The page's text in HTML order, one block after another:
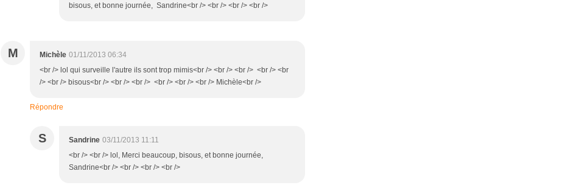
bisous, et bonne journée, Sandrine<br /> <br /> <br /> <br />
M Michèle 01/11/2013 06:34
<br /> lol qui surveille l'autre ils sont trop mimis<br /> <br /> <br /> <br /> <br
/> <br /> bisous<br /> <br /> <br /> <br /> <br /> <br /> Michèle<br />
Répondre
S Sandrine 03/11/2013 11:11
<br /> <br /> lol, Merci beaucoup, bisous, et bonne journée,
Sandrine<br /> <br /> <br /> <br />